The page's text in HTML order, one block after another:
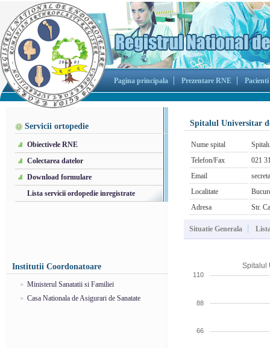
Pagina principala Prezentare RNE Pacienti
Servicii ortopedie
Obiectivele RNE
Colectarea datelor
Download formulare
Lista servicii ordopedie inregistrate
Institutii Coordonatoare
Ministerul Sanatatii si Familiei
Casa Nationala de Asigurari de Sanatate
Spitalul Universitar
Nume spital
Telefon/Fax
021
Email
Localitate
Adresa
Str.
Situatie Generala
66
88
110
Spitalul